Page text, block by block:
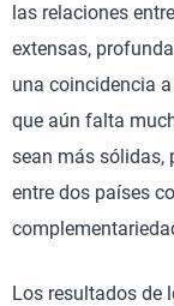
las relaciones
extensas,
una coincidencia
que aún falta
sean más sólidas,
entre dos países
Los resultados de